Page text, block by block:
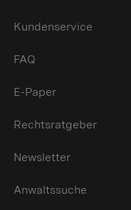
Kundenservice
FAQ
E-Paper
Rechtsratgeber
Newsletter
Anwaltssuche